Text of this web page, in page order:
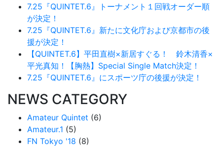
7.25『QUINTET.6』トーナメント１回戦オーダー順
が決定！
7.25『QUINTET.6』新たに文化庁および京都市の後
援が決定！
【QUINTET.6】平田直樹×新居すぐる！ 鈴木清香×
平光真知！【胸熱】Special Single Match決定！
7.25『QUINTET.6』にスポーツ庁の後援が決定！
NEWS CATEGORY
Amateur Quintet (6)
Amateur.1 (5)
FN Tokyo '18 (8)